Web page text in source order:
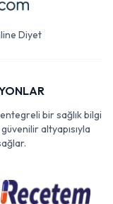
Diyet
bir sağlık bilgi
altyapısıyla